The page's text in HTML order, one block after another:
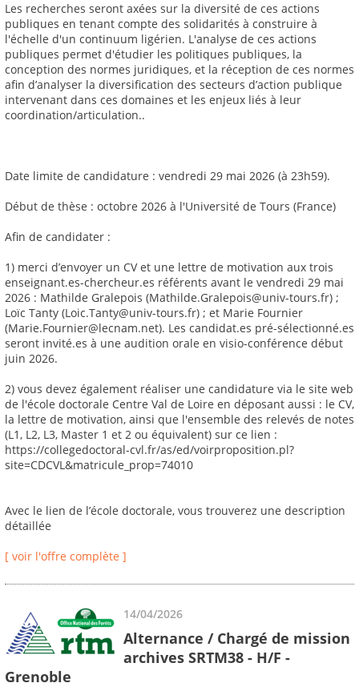
Les recherches seront axées sur la diversité de ces actions
publiques en tenant compte des solidarités à construire à
l'échelle d'un continuum ligérien. L'analyse de ces actions
publiques permet d'étudier les politiques publiques, la
conception des normes juridiques, et la réception de ces normes
afin d’analyser la diversification des secteurs d’action publique
intervenant dans ces domaines et les enjeux liés à leur
coordination/articulation..
Date limite de candidature : vendredi 29 mai 2026 (à 23h59).
Début de thèse : octobre 2026 à l'Université de Tours (France)
Afin de candidater :
1) merci d’envoyer un CV et une lettre de motivation aux trois
enseignant.es-chercheur.es référents avant le vendredi 29 mai
2026 : Mathilde Gralepois (Mathilde.Gralepois@univ-tours.fr) ;
Loïc Tanty (Loic.Tanty@univ-tours.fr) ; et Marie Fournier
(Marie.Fournier@lecnam.net). Les candidat.es pré-sélectionné.es
seront invité.es à une audition orale en visio-conférence début
juin 2026.
2) vous devez également réaliser une candidature via le site web
de l'école doctorale Centre Val de Loire en déposant aussi : le CV,
la lettre de motivation, ainsi que l'ensemble des relevés de notes
(L1, L2, L3, Master 1 et 2 ou équivalent) sur ce lien :
https://collegedoctoral-cvl.fr/as/ed/voirproposition.pl?
site=CDCVL&matricule_prop=74010
Avec le lien de l’école doctorale, vous trouverez une description
détaillée
[ voir l'offre complète ]
14/04/2026
Alternance / Chargé de mission
archives SRTM38 - H/F -
Grenoble